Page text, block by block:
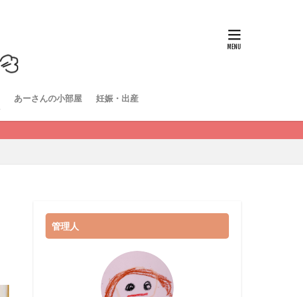
あーさんの小部屋 妊娠・出産
管理人